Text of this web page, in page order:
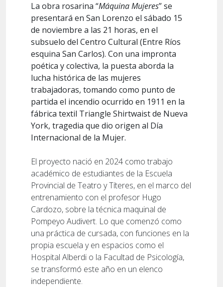
La obra rosarina “Máquina Mujeres” se
presentará en San Lorenzo el sábado 15
de noviembre a las 21 horas, en el
subsuelo del Centro Cultural (Entre Ríos
esquina San Carlos). Con una impronta
poética y colectiva, la puesta aborda la
lucha histórica de las mujeres
trabajadoras, tomando como punto de
partida el incendio ocurrido en 1911 en la
fábrica textil Triangle Shirtwaist de Nueva
York, tragedia que dio origen al Día
Internacional de la Mujer.
El proyecto nació en 2024 como trabajo
académico de estudiantes de la Escuela
Provincial de Teatro y Títeres, en el marco del
entrenamiento con el profesor Hugo
Cardozo, sobre la técnica maquinal de
Pompeyo Audivert. Lo que comenzó como
una práctica de cursada, con funciones en la
propia escuela y en espacios como el
Hospital Alberdi o la Facultad de Psicología,
se transformó este año en un elenco
independiente.